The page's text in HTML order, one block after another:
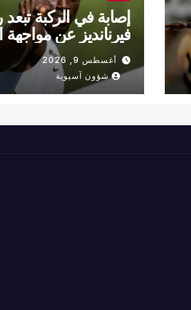
إصابة في الركبة
فيرنانديز عن مواجهة
والجزيرة
أغسطس 9, 2026
شؤون آسيوية